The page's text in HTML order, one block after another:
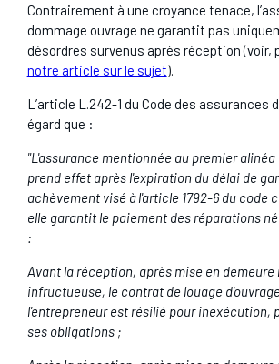
Contrairement à une croyance tenace,
dommage ouvrage ne garantit pas
désordres survenus après réception (voir,
notre article sur le sujet).
L’article L.242-1 du Code des assurances
égard que :
"L'assurance mentionnée au premier
prend effet après l'expiration du délai de
achèvement visé à l'article 1792-6 du code
elle garantit le paiement des réparations
:
Avant la réception, après mise en demeure
infructueuse, le contrat de louage
l'entrepreneur est résilié pour inexécution,
ses obligations ;